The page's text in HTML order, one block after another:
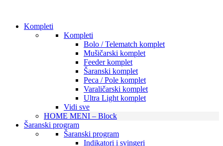
Kompleti
Kompleti
Bolo / Telematch komplet
Mušičarski komplet
Feeder komplet
Šaranski komplet
Peca / Pole komplet
Varaličarski komplet
Ultra Light komplet
Vidi sve
HOME MENI – Block
Šaranski program
Šaranski program
Indikatori i svingeri